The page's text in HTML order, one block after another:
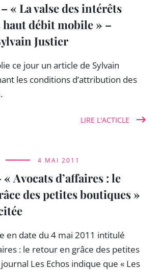
« La valse des intérêts
haut débit mobile » –
Justier
ce jour un article de Sylvain
les conditions d’attribution des
LIRE L'ACTICLE
4 MAI 2011
« Avocats d’affaires : le
des petites boutiques »
en date du 4 mai 2011 intitulé
: le retour en grâce des petites
Les Echos indique que « Les